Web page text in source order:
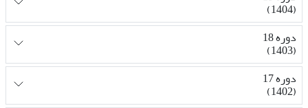
(1404)
دوره 18
(1403)
دوره 17
(1402)